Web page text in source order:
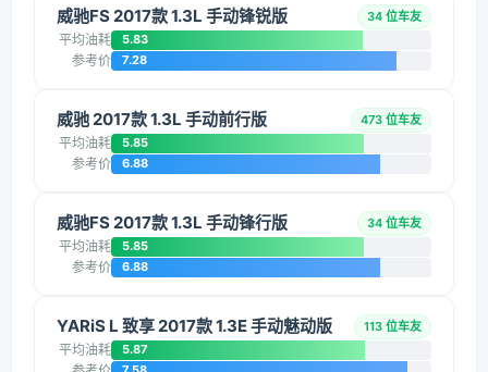
威驰FS 2017款 1.3L 手动锋锐版 34 位车友
平均油耗 5.83
参考价 7.28
威驰 2017款 1.3L 手动前行版 473 位车友
平均油耗 5.85
参考价 6.88
威驰FS 2017款 1.3L 手动锋行版 34 位车友
平均油耗 5.85
参考价 6.88
YARiS L 致享 2017款 1.3E 手动魅动版 113 位车友
平均油耗 5.87